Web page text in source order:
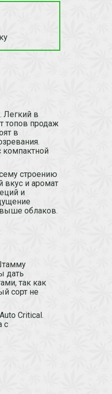
Легкий в
топов продаж
в
компактной
строению
вкус и аромат
и
облаков.
дать
так как
сорт не
Critical.
с